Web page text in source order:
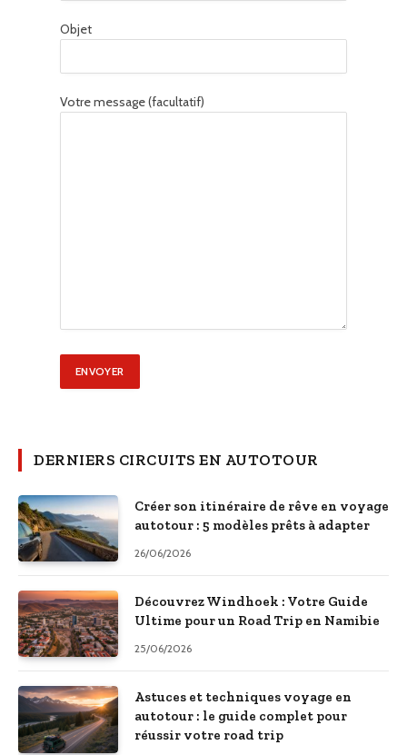
Objet
Votre message (facultatif)
DERNIERS CIRCUITS EN AUTOTOUR
Créer son itinéraire de rêve en voyage
autotour : 5 modèles prêts à adapter
26/06/2026
Découvrez Windhoek : Votre Guide
Ultime pour un Road Trip en Namibie
25/06/2026
Astuces et techniques voyage en
autotour : le guide complet pour
réussir votre road trip